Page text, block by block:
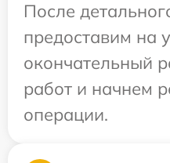
После
предоставим на
окончательный
работ и начнем
операции.